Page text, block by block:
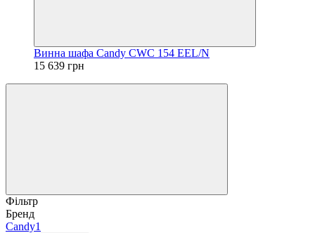
Винна шафа Candy CWC 154 EEL/N
15 639 грн
Фільтр
Бренд
Candy1